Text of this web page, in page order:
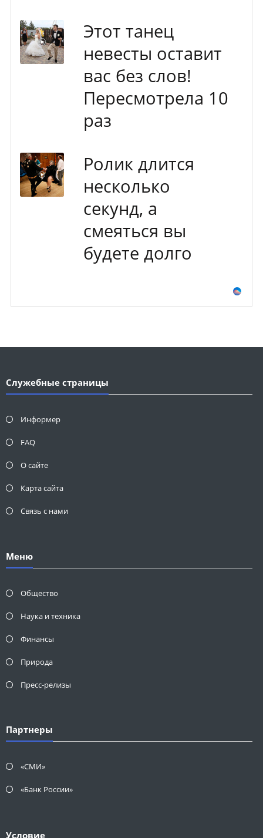
Этот танец
невесты оставит
вас без слов!
Пересмотрела 10
раз
Ролик длится
несколько
секунд, а
смеяться вы
будете долго
Служебные страницы
Информер
FAQ
О сайте
Карта сайта
Связь с нами
Меню
Общество
Наука и техника
Финансы
Природа
Пресс-релизы
Партнеры
«СМИ»
«Банк России»
Условие